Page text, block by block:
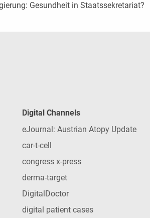
Gesundheit in Staatssekretariat?
Digital Channels
eJournal: Austrian Atopy Update
car-t-cell
congress x-press
derma-target
DigitalDoctor
digital patient cases